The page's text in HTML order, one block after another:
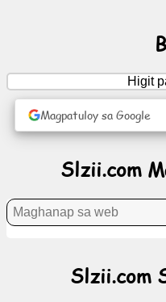
Agenda
Aliwan
Higit
Magpatuloy sa Google
Slzii.com
Slzii.com